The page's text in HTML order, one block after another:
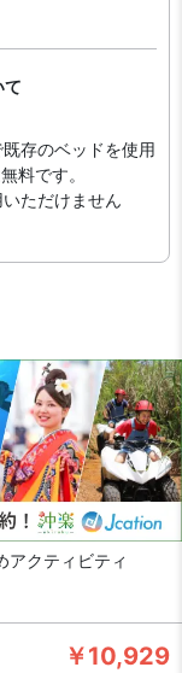
て
存のベッドを使用
料です。
ただけません
アクティビティ
￥10,929